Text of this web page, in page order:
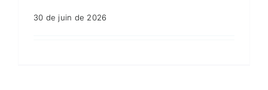
30 de juin de 2026